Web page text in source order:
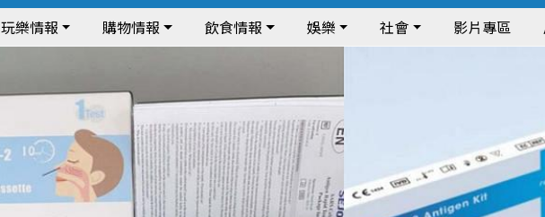
玩樂情報 購物情報 飲食情報 娛樂 社會 影片專區